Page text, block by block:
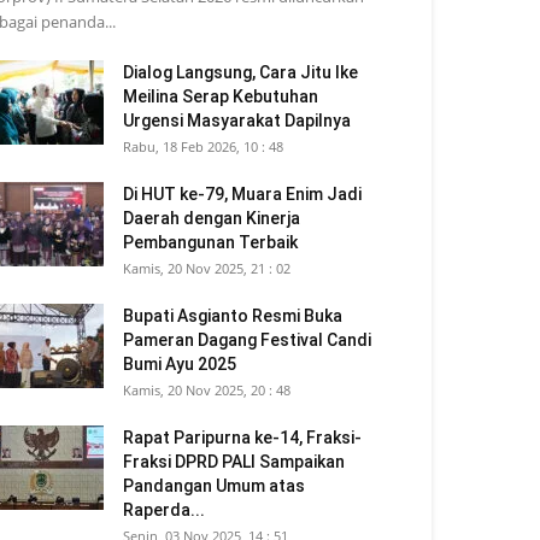
penanda...
Dialog Langsung, Cara Jitu Ike
Meilina Serap Kebutuhan
Urgensi Masyarakat Dapilnya
Rabu, 18 Feb 2026, 10 : 48
Di HUT ke-79, Muara Enim Jadi
Daerah dengan Kinerja
Pembangunan Terbaik
Kamis, 20 Nov 2025, 21 : 02
Bupati Asgianto Resmi Buka
Pameran Dagang Festival Candi
Bumi Ayu 2025
Kamis, 20 Nov 2025, 20 : 48
Rapat Paripurna ke-14, Fraksi-
Fraksi DPRD PALI Sampaikan
Pandangan Umum atas
Raperda...
Senin, 03 Nov 2025, 14 : 51